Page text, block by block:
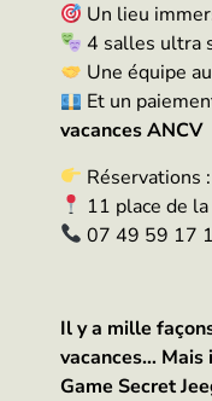
Un lieu
4 salles ultra
Une équipe
Et un
vacances ANCV
Réservations
11 place de
07 49 59 17
Il y a mille
vacances… Mais
Game Secret